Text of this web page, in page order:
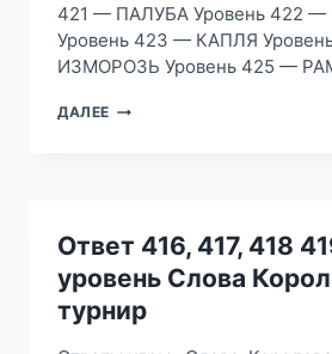
421 — ПАЛУБА Уровень 422
Уровень 423 — КАПЛЯ
ИЗМОРОЗЬ Уровень 425 —
ДАЛЕЕ ОТВЕТ
УРОВЕНЬ
СЛОВА
КОРОЛЕВСКИЙ
ТУРНИР
Ответ 416, 417, 418
уровень Слова
турнир